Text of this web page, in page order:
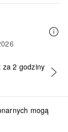
za 2 godziny
mogą